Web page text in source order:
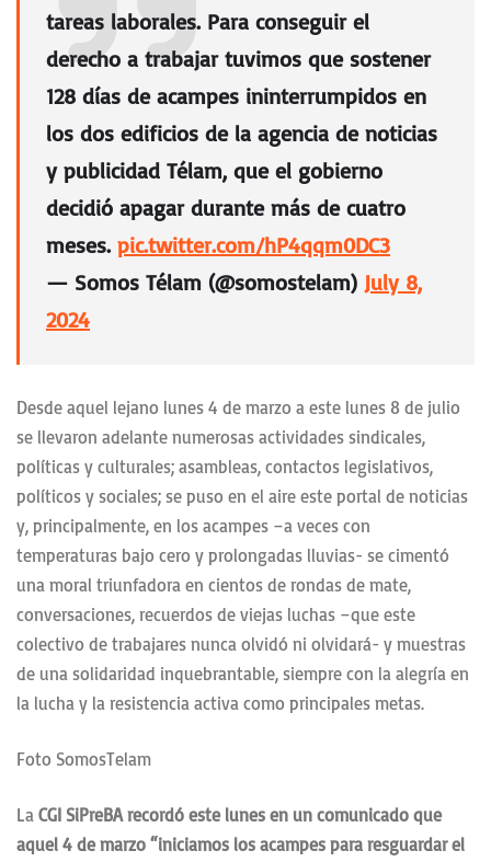
tareas laborales. Para conseguir el
derecho a trabajar tuvimos que sostener
128 días de acampes ininterrumpidos en
los dos edificios de la agencia de noticias
y publicidad Télam, que el gobierno
decidió apagar durante más de cuatro
meses. pic.twitter.com/hP4qqm0DC3
— Somos Télam (@somostelam) July 8,
2024
Desde aquel lejano lunes 4 de marzo a este lunes 8 de julio
se llevaron adelante numerosas actividades sindicales,
políticas y culturales; asambleas, contactos legislativos,
políticos y sociales; se puso en el aire este portal de noticias
y, principalmente, en los acampes –a veces con
temperaturas bajo cero y prolongadas lluvias- se cimentó
una moral triunfadora en cientos de rondas de mate,
conversaciones, recuerdos de viejas luchas –que este
colectivo de trabajares nunca olvidó ni olvidará- y muestras
de una solidaridad inquebrantable, siempre con la alegría en
la lucha y la resistencia activa como principales metas.
Foto SomosTelam
La CGI SiPreBA recordó este lunes en un comunicado que
aquel 4 de marzo “iniciamos los acampes para resguardar el